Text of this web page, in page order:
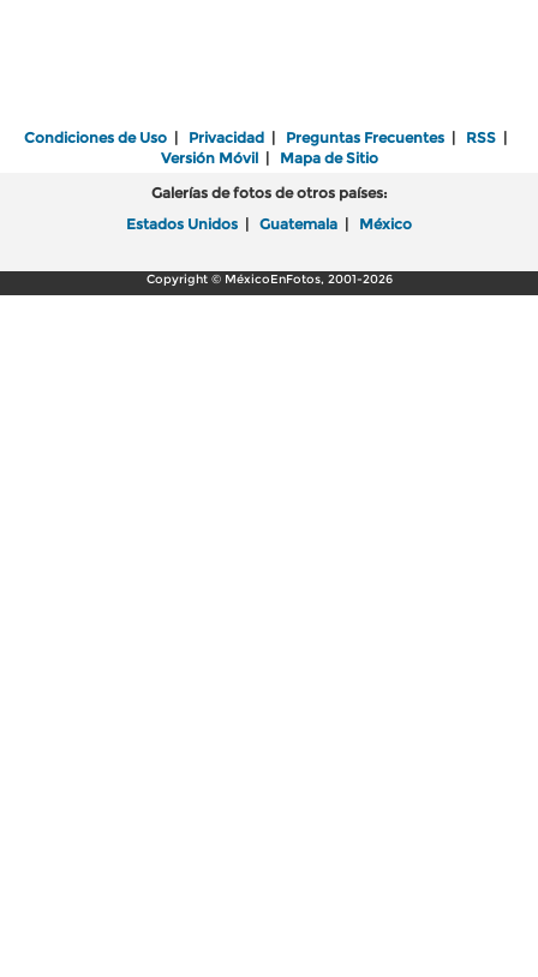
Condiciones de Uso | Privacidad | Preguntas Frecuentes | RSS |
Versión Móvil| Mapa de Sitio
Galerías de fotos de otros países:
Estados Unidos | Guatemala | México
Copyright © MéxicoEnFotos, 2001-2026